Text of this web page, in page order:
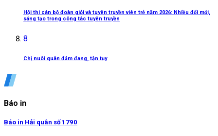
Hội thi cán bộ đoàn giỏi và tuyên truyền viên trẻ năm 2026: Nhiều đổi mới,
sáng tạo trong công tác tuyên truyền
8
Chị nuôi quân đảm đang, tận tụy
Báo in
Báo in Hải quân số 1790